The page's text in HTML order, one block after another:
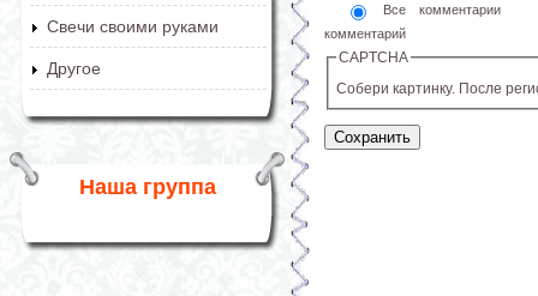
Свечи своими руками
Другое
Наша группа
Все комментарии
комментарий
CAPTCHA
Собери картинку. После